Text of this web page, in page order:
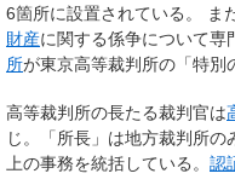
6箇所に設置されている。 ま
財産に関する係争について専
所が東京高等裁判所の「特別
高等裁判所の長たる裁判官は
じ。「所長」は地方裁判所
上の事務を統括している。 認